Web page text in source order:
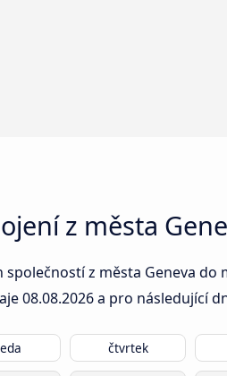
z města
z města Geneva
08.08.2026a pro následující
čtvrtek